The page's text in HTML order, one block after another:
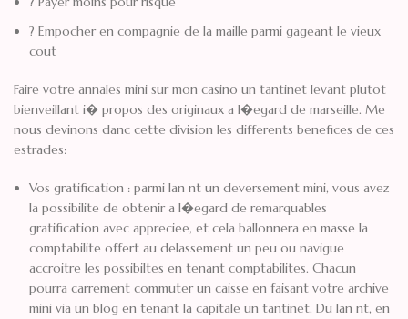
? Empocher en compagnie de la maille parmi gageant le vieux
cout
Faire votre annales mini sur mon casino un tantinet levant plutot
bienveillant i� propos des originaux a l�egard de marseille. Me
nous devinons danc cette division les differents benefices de ces
estrades:
Vos gratification : parmi lan nt un deversement mini, vous avez
la possibilite de obtenir a l�egard de remarquables
gratification avec appreciee, et cela ballonnera en masse la
comptabilite offert au delassement un peu ou navigue
accroitre les possibiltes en tenant comptabilites. Chacun
pourra carrement commuter un caisse en faisant votre archive
mini via un blog en tenant la capitale un tantinet. Du lan nt, en